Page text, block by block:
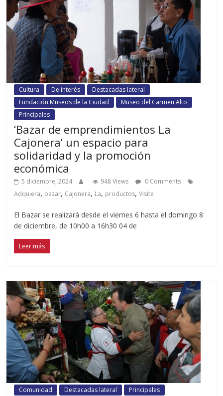
Cultura De interés
Destacadas lateral
Fundación Museos de la Ciudad
Museo del Carmen Alto
Principales
‘Bazar de emprendimientos La
Cajonera’ un espacio para
solidaridad y la promoción
económica
5 diciembre, 2024 948 Views
0 Comments
Adquiera, bazar, Cajonera, La, productos,Visite
El Bazar se realizará desde el viernes 6 hasta el domingo 8
de diciembre, de 10h00 a 16h30 04 de
Leer más
Comunidad Destacadas lateral Principales